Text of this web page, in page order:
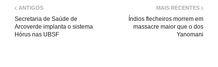
MAIS RECENTES
Índios flecheiros morrem em
massacre maior que o dos
Yanomani
ANTIGOS
Secretaria de Saúde de
Arcoverde implanta o sistema
Hórus nas UBSF